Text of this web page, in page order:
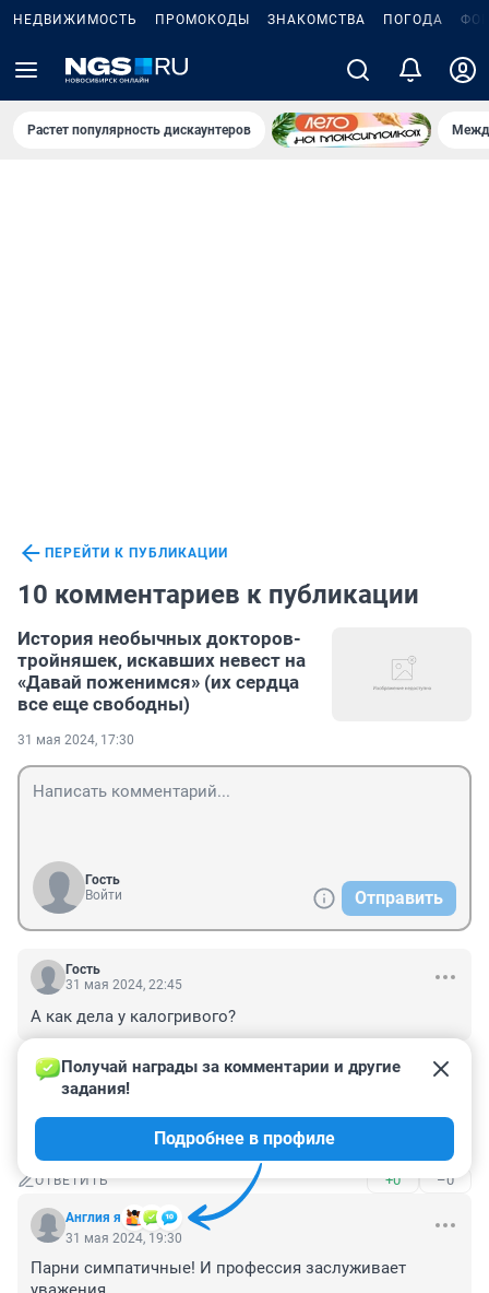
НЕДВИЖИМОСТЬ ПРОМОКОДЫ ЗНАКОМСТВА ПОГОДА
Растет популярность дискаунтеров
ПЕРЕЙТИ К ПУБЛИКАЦИИ
10 комментариев к публикации
История необычных докторов-
тройняшек, искавших невест на
«Давай поженимся» (их сердца
все еще свободны)
31 мая 2024, 17:30
Гость
Войти
Отправить
Гость
31 мая 2024, 22:45
А как дела у калогривого?
ОТВЕТИТЬ –0
Гость
ОТВЕТИТЬ +0 –0
Англия я
Получай награды за комментарии и другие
задания!
Подробнее в профиле
31 мая 2024, 19:30
Парни симпатичные! И профессия заслуживает